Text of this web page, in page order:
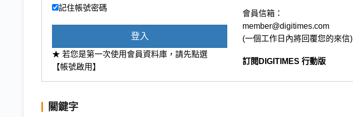
記住帳號密碼
登入
★ 若您是第一次使用會員資料庫，請先點選
【帳號啟用】
會員信箱：
member@digitimes.com
(一個工作日內將回覆您的來信)
訂閱DIGITIMES 行動版
關鍵字